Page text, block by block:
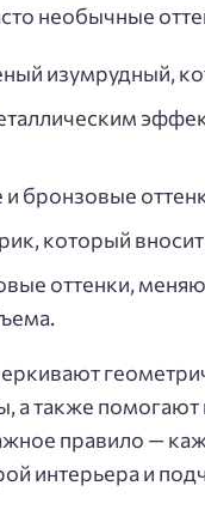
необычные
изумрудный,
и бронзовые
который
оттенки,
а также помогают
правило —
интерьера и